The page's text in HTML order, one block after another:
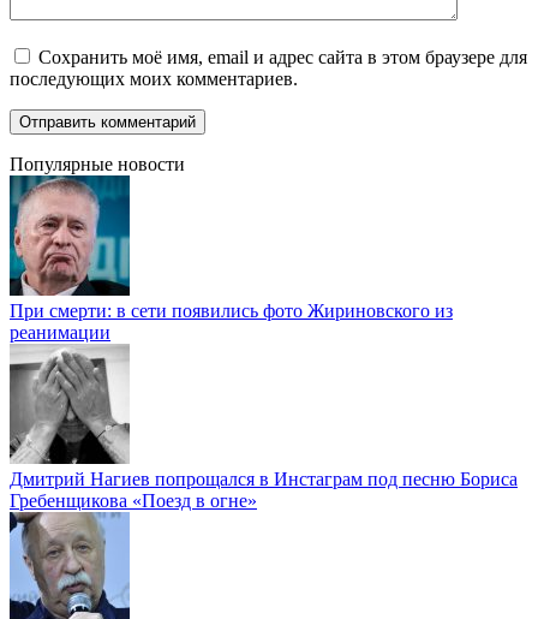
Сохранить моё имя, email и адрес сайта в этом браузере для
последующих моих комментариев.
Популярные новости
При смерти: в сети появились фото Жириновского из
реанимации
Дмитрий Нагиев попрощался в Инстаграм под песню Бориса
Гребенщикова «Поезд в огне»